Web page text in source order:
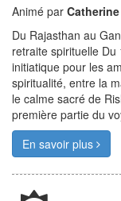
Animé par
Du Rajasthan au
retraite spirituelle
initiatique pour les
spiritualité, entre la
le calme sacré de
première partie du
En savoir plus